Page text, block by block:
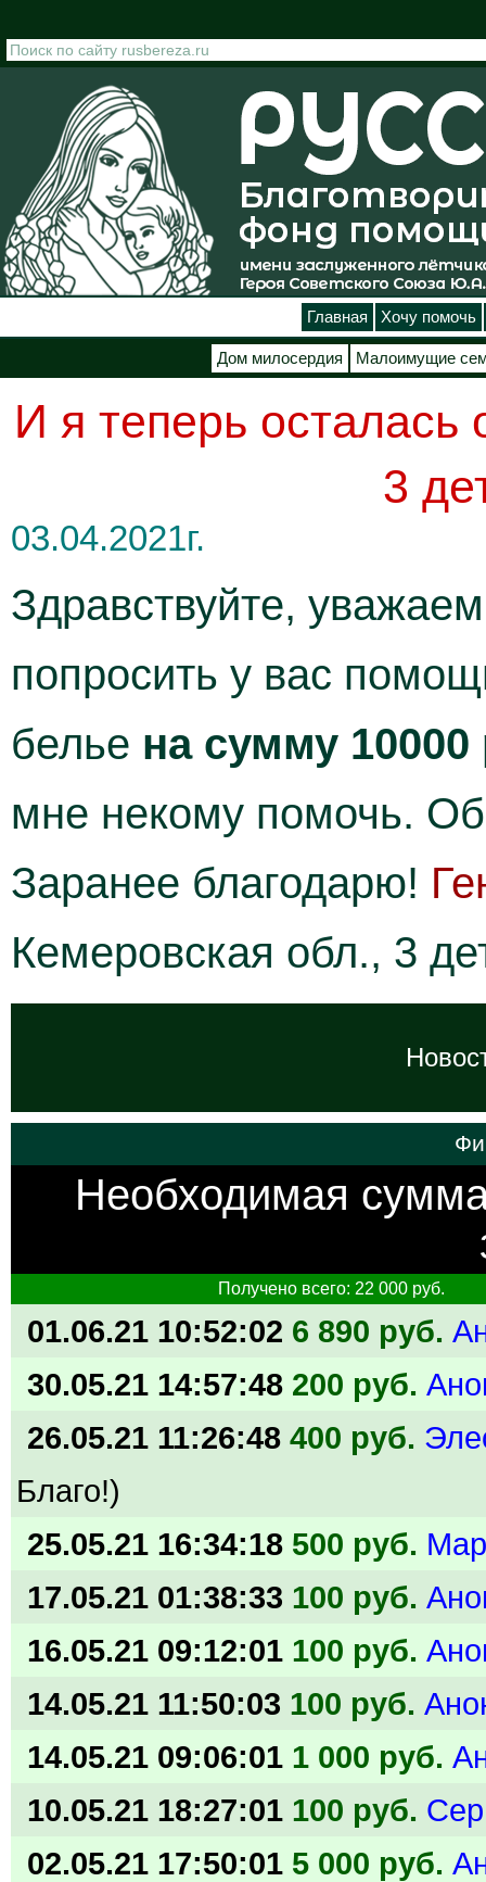
Главная Хочу помочь
Дом милосердия Малоимущие
И я теперь
3
03.04.2021г.
Здравствуйте,
попросить у вас
белье на сумму 10000
мне некому помочь.
Заранее благодарю!
Кемеровская обл., 3
Необходимая
Получено всего: 22 000 руб.
01.06.21 10:52:02 6 890 руб.
30.05.21 14:57:48 200 руб.
26.05.21 11:26:48 400 руб.
Благо!)
25.05.21 16:34:18 500 руб.
17.05.21 01:38:33 100 руб.
16.05.21 09:12:01 100 руб.
14.05.21 11:50:03 100 руб.
14.05.21 09:06:01 1 000 руб.
10.05.21 18:27:01 100 руб.
02.05.21 17:50:01 5 000 руб.